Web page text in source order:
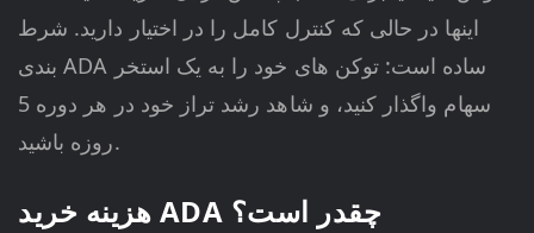
اینها در حالی که کنترل کامل را در اختیار دارید. شرط
بندی ADA ساده است: توکن های خود را به یک استخر
سهام واگذار کنید، و شاهد رشد تراز خود در هر دوره 5
روزه باشید.
هزینه خرید ADA چقدر است؟